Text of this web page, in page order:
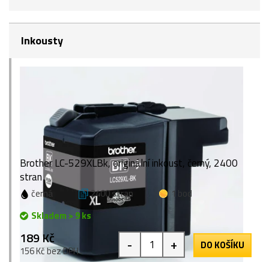
Inkousty
Brother LC-529XLBk, originální inkoust, černý, 2400
stran
černá 2400 stran
1 bod
Skladem > 9 ks
189 Kč
156 Kč bez DPH - + DO KOŠÍKU